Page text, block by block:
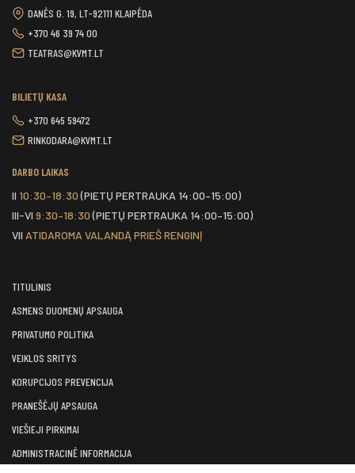
DANĖS G. 19, LT-92111 KLAIPĖDA
+370 46 39 74 00
TEATRAS@KVMT.LT
BILIETŲ KASA
+370 645 59472
RINKODARA@KVMT.LT
DARBO LAIKAS
II 10:30–18:30(PIETŲ PERTRAUKA 14:00–15:00)
III-VI 9:30–18:30(PIETŲ PERTRAUKA 14:00–15:00)
VII ATIDAROMA VALANDĄ PRIEŠ RENGINĮ
TITULINIS
ASMENS DUOMENŲ APSAUGA
PRIVATUMO POLITIKA
VEIKLOS SRITYS
KORUPCIJOS PREVENCIJA
PRANEŠĖJŲ APSAUGA
VIEŠIEJI PIRKIMAI
ADMINISTRACINĖ INFORMACIJA